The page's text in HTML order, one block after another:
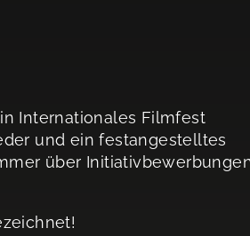
Internationales Filmfest
und ein festangestelltes
über